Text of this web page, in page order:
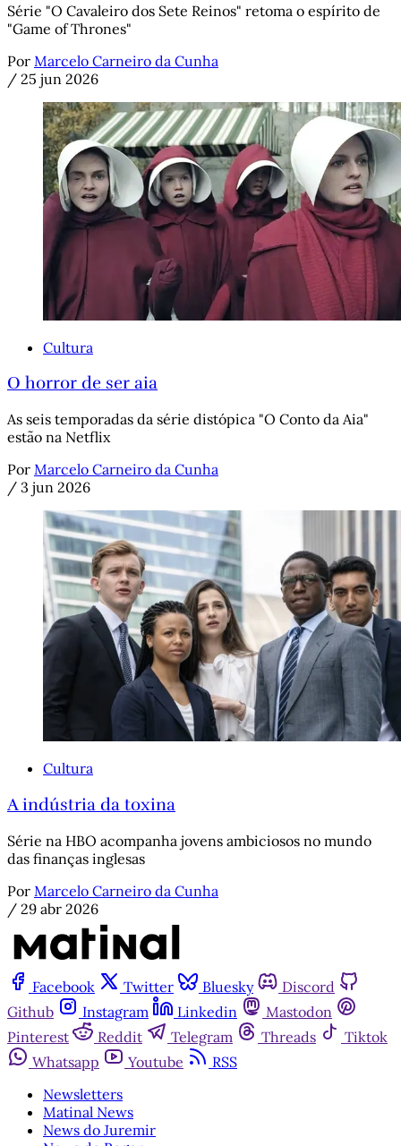
Série "O Cavaleiro dos Sete Reinos" retoma o espírito de
"Game of Thrones"
Por Marcelo Carneiro da Cunha
/ 25 jun 2026
Cultura
O horror de ser aia
As seis temporadas da série distópica "O Conto da Aia"
estão na Netflix
Por Marcelo Carneiro da Cunha
/ 3 jun 2026
Cultura
A indústria da toxina
Série na HBO acompanha jovens ambiciosos no mundo
das finanças inglesas
Por Marcelo Carneiro da Cunha
/ 29 abr 2026
Facebook Twitter Bluesky
Discord
Github
Instagram Linkedin
Mastodon
Pinterest
Reddit Telegram Threads
Tiktok
Whatsapp
Youtube
RSS
Newsletters
Matinal News
News do Juremir